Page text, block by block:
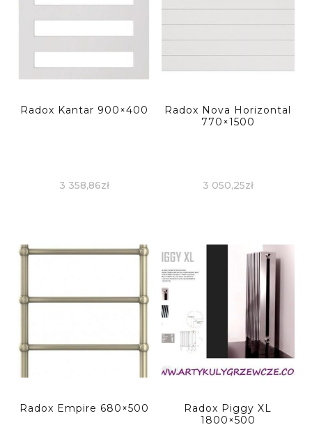
Radox Kantar 900×400
3 358,86zł
Radox Nova Horizontal
770×1500
3 050,25zł
Radox Empire 680×500
Radox Piggy XL
1800×500